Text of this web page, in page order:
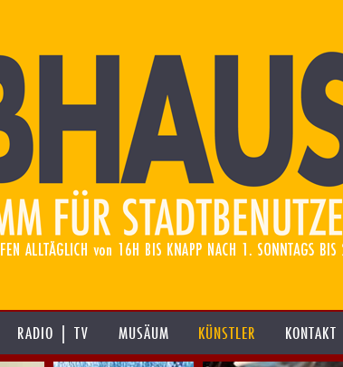
RADIO | TV MUSÄUM KÜNSTLER KONTAKT